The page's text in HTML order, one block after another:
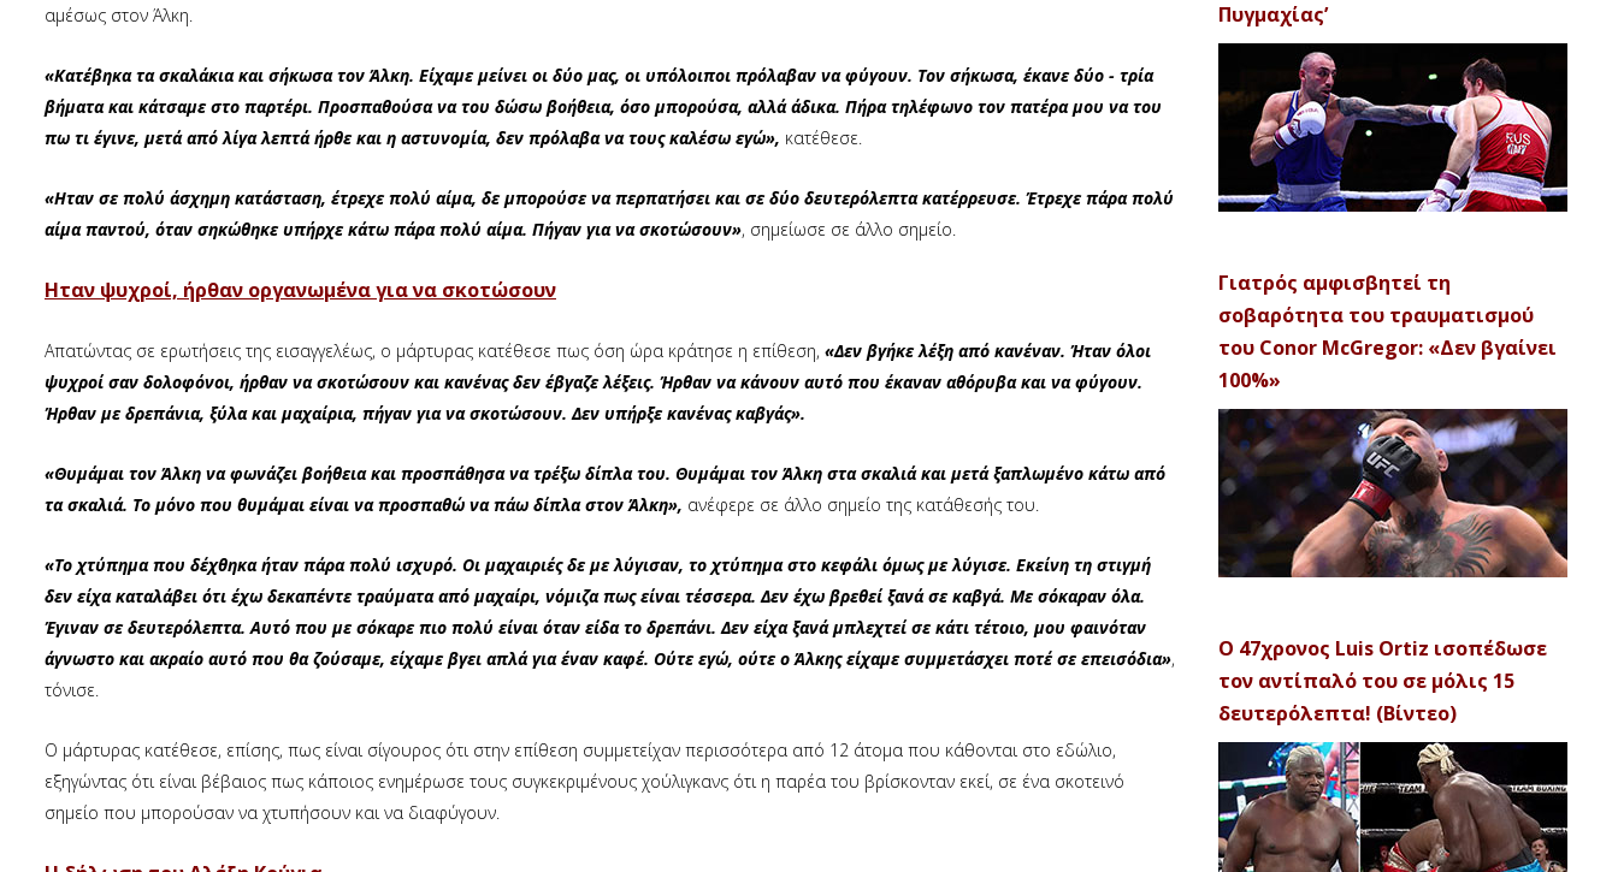
αμέσως στον Άλκη.
«Κατέβηκα τα σκαλάκια και σήκωσα τον Άλκη. Είχαμε μείνει οι δύο μας, οι υπόλοιποι πρόλαβαν να φύγουν. Τον σήκωσα, έκανε δύο - τρία
βήματα και κάτσαμε στο παρτέρι. Προσπαθούσα να του δώσω βοήθεια, όσο μπορούσα, αλλά άδικα. Πήρα τηλέφωνο τον πατέρα μου να του
πω τι έγινε, μετά από λίγα λεπτά ήρθε και η αστυνομία, δεν πρόλαβα να τους καλέσω εγώ», κατέθεσε.
«Ηταν σε πολύ άσχημη κατάσταση, έτρεχε πολύ αίμα, δε μπορούσε να περπατήσει και σε δύο δευτερόλεπτα κατέρρευσε. Έτρεχε πάρα πολύ
αίμα παντού, όταν σηκώθηκε υπήρχε κάτω πάρα πολύ αίμα. Πήγαν για να σκοτώσουν», σημείωσε σε άλλο σημείο.
Ηταν ψυχροί, ήρθαν οργανωμένα για να σκοτώσουν
Απατώντας σε ερωτήσεις της εισαγγελέως, ο μάρτυρας κατέθεσε πως όση ώρα κράτησε η επίθεση, «Δεν βγήκε λέξη από κανέναν. Ήταν όλοι
ψυχροί σαν δολοφόνοι, ήρθαν να σκοτώσουν και κανένας δεν έβγαζε λέξεις. Ήρθαν να κάνουν αυτό που έκαναν αθόρυβα και να φύγουν.
Ήρθαν με δρεπάνια, ξύλα και μαχαίρια, πήγαν για να σκοτώσουν. Δεν υπήρξε κανένας καβγάς».
«Θυμάμαι τον Άλκη να φωνάζει βοήθεια και προσπάθησα να τρέξω δίπλα του. Θυμάμαι τον Άλκη στα σκαλιά και μετά ξαπλωμένο κάτω από
τα σκαλιά. Το μόνο που θυμάμαι είναι να προσπαθώ να πάω δίπλα στον Άλκη», ανέφερε σε άλλο σημείο της κατάθεσής του.
«Το χτύπημα που δέχθηκα ήταν πάρα πολύ ισχυρό. Οι μαχαιριές δε με λύγισαν, το χτύπημα στο κεφάλι όμως με λύγισε. Εκείνη τη στιγμή
δεν είχα καταλάβει ότι έχω δεκαπέντε τραύματα από μαχαίρι, νόμιζα πως είναι τέσσερα. Δεν έχω βρεθεί ξανά σε καβγά. Με σόκαραν όλα.
Έγιναν σε δευτερόλεπτα. Αυτό που με σόκαρε πιο πολύ είναι όταν είδα το δρεπάνι. Δεν είχα ξανά μπλεχτεί σε κάτι τέτοιο, μου φαινόταν
άγνωστο και ακραίο αυτό που θα ζούσαμε, είχαμε βγει απλά για έναν καφέ. Ούτε εγώ, ούτε ο Άλκης είχαμε συμμετάσχει ποτέ σε επεισόδια»,
τόνισε.
Ο μάρτυρας κατέθεσε, επίσης, πως είναι σίγουρος ότι στην επίθεση συμμετείχαν περισσότερα από 12 άτομα που κάθονται στο εδώλιο,
εξηγώντας ότι είναι βέβαιος πως κάποιος ενημέρωσε τους συγκεκριμένους χούλιγκανς ότι η παρέα του βρίσκονταν εκεί, σε ένα σκοτεινό
σημείο που μπορούσαν να χτυπήσουν και να διαφύγουν.
Πυγμαχίας’
Γιατρός αμφισβητεί τη
σοβαρότητα του τραυματισμού
του Conor McGregor: «Δεν βγαίνει
100%»
Ο 47χρονος Luis Ortiz ισοπέδωσε
τον αντίπαλό του σε μόλις 15
δευτερόλεπτα! (Βίντεο)